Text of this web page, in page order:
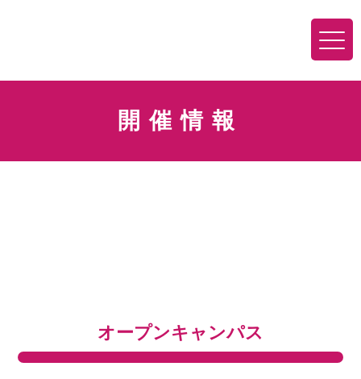
開催情報
オープンキャンパス